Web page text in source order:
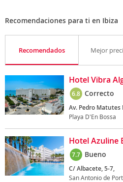
Recomendaciones para ti en Ibiza
Recomendados Mejor
Hotel Vibra
6.8 Correcto
Av. Pedro Matutes
Playa D'En Bossa
Hotel Azuline
7.7 Bueno
C/ Albacete, 5-7,
San Antonio de